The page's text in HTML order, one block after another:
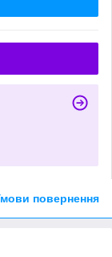
повернення